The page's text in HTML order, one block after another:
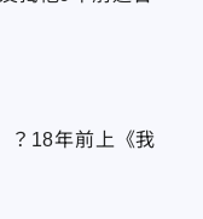
？18年前上《我